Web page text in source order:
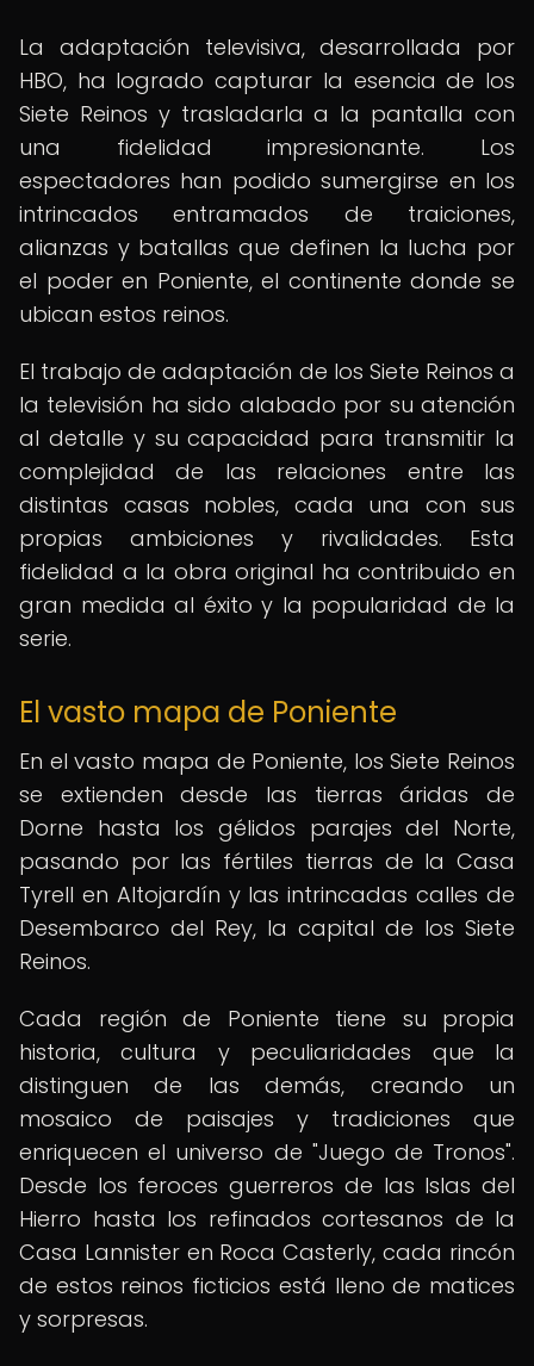
La adaptación televisiva, desarrollada por
HBO, ha logrado capturar la esencia de los
Siete Reinos y trasladarla a la pantalla con
una fidelidad impresionante. Los
espectadores han podido sumergirse en los
intrincados entramados de traiciones,
alianzas y batallas que definen la lucha por
el poder en Poniente, el continente donde se
ubican estos reinos.
El trabajo de adaptación de los Siete Reinos a
la televisión ha sido alabado por su atención
al detalle y su capacidad para transmitir la
complejidad de las relaciones entre las
distintas casas nobles, cada una con sus
propias ambiciones y rivalidades. Esta
fidelidad a la obra original ha contribuido en
gran medida al éxito y la popularidad de la
serie.
El vasto mapa de Poniente
En el vasto mapa de Poniente, los Siete Reinos
se extienden desde las tierras áridas de
Dorne hasta los gélidos parajes del Norte,
pasando por las fértiles tierras de la Casa
Tyrell en Altojardín y las intrincadas calles de
Desembarco del Rey, la capital de los Siete
Reinos.
Cada región de Poniente tiene su propia
historia, cultura y peculiaridades que la
distinguen de las demás, creando un
mosaico de paisajes y tradiciones que
enriquecen el universo de "Juego de Tronos".
Desde los feroces guerreros de las Islas del
Hierro hasta los refinados cortesanos de la
Casa Lannister en Roca Casterly, cada rincón
de estos reinos ficticios está lleno de matices
y sorpresas.